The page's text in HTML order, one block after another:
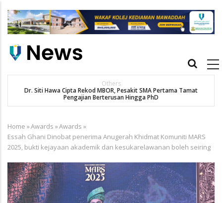
main
Main
Others
Dr. Siti Hawa Cipta Rekod MBOR, Pesakit SMA Pertama Tamat
Pengajian Berterusan Hingga PhD
Breadcrumb
Home »Awards »Awards »
Essah Ghani Dinobat penerima Anugerah Khidmat Komuniti MARS
2025, bukti kejayaan akademik dan kesukarelawanan boleh seiring